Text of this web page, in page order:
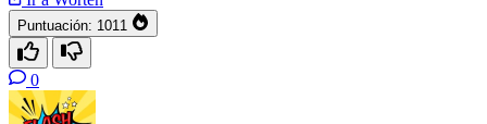
Puntuación: 1011
0